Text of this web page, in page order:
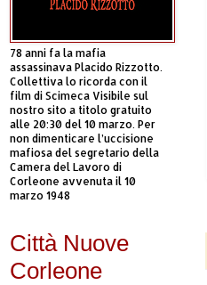
78 anni fa la mafia
assassinava Placido Rizzotto.
Collettiva lo ricorda con il
film di Scimeca Visibile sul
nostro sito a titolo gratuito
alle 20:30 del 10 marzo. Per
non dimenticare l’uccisione
mafiosa del segretario della
Camera del Lavoro di
Corleone avvenuta il 10
marzo 1948
Città Nuove
Corleone